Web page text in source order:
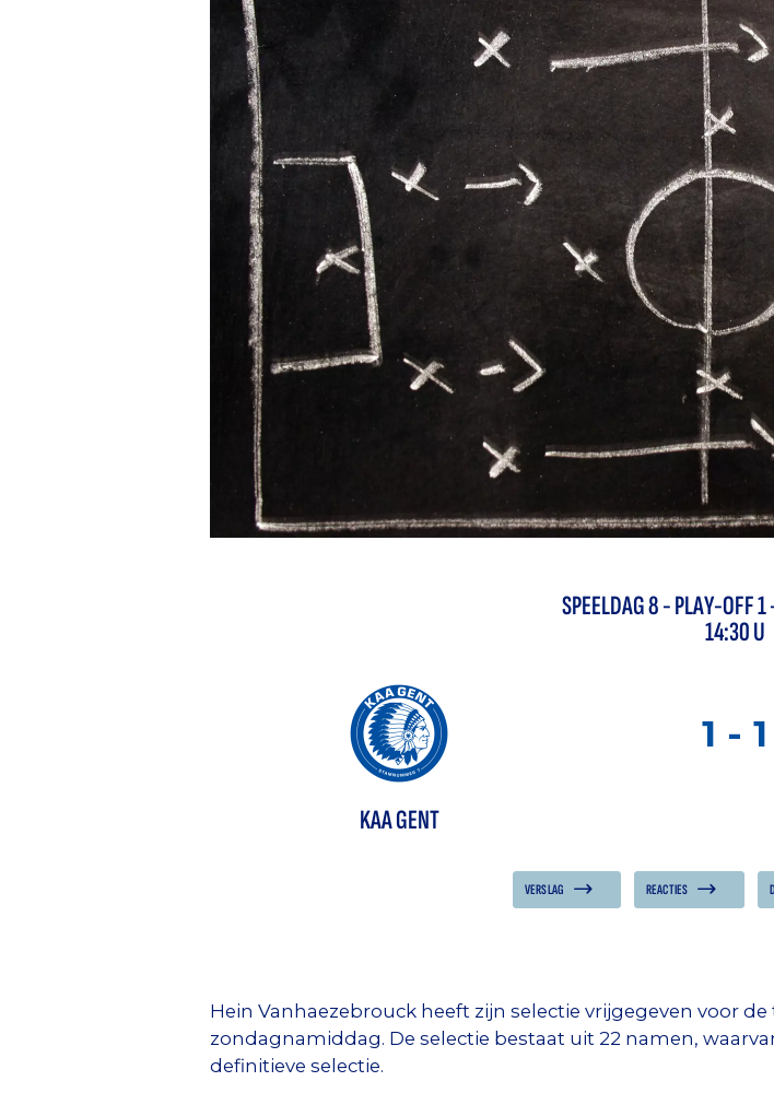
SPEELDAG8-PLAY-OFF 1
14:30 U
1 - 1
KAA GENT
VERSLAG REACTIES
Hein Vanhaezebrouck heeft zijn selectie vrijgegeven voor
zondagnamiddag. De selectie bestaat uit 22 namen,
definitieve selectie.